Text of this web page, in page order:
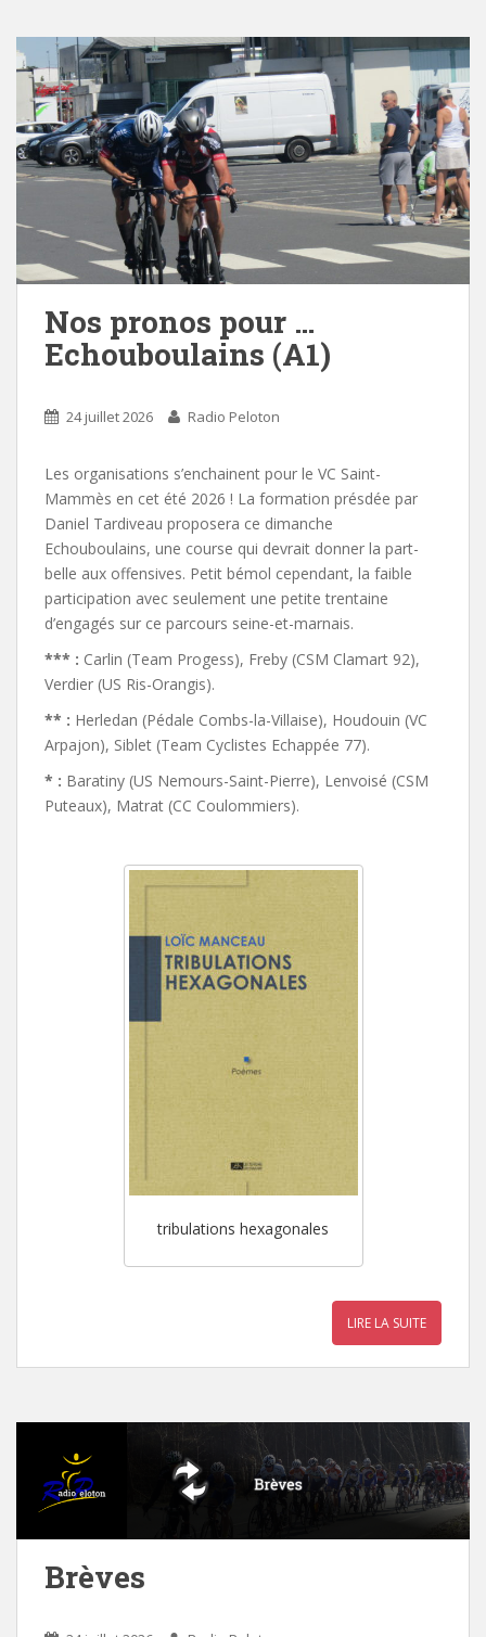
Nos pronos pour …
Echouboulains (A1)
24 juillet 2026 Radio Peloton
Les organisations s’enchainent pour le VC Saint-
Mammès en cet été 2026 ! La formation présdée par
Daniel Tardiveau proposera ce dimanche
Echouboulains, une course qui devrait donner la part-
belle aux offensives. Petit bémol cependant, la faible
participation avec seulement une petite trentaine
d’engagés sur ce parcours seine-et-marnais.
*** : Carlin (Team Progess), Freby (CSM Clamart 92),
Verdier (US Ris-Orangis).
** : Herledan (Pédale Combs-la-Villaise), Houdouin (VC
Arpajon), Siblet (Team Cyclistes Echappée 77).
* : Baratiny (US Nemours-Saint-Pierre), Lenvoisé (CSM
Puteaux), Matrat (CC Coulommiers).
tribulations hexagonales
LIRE LA SUITE
Brèves